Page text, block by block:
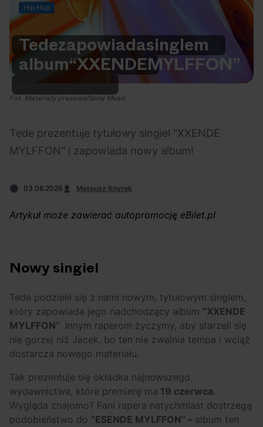
Na czasie
Kto jest
Chivasa?
inicjatywą eBilet
Polecane Rap 05.08.2026
Szerzej! Skąd
wzięło się pogo na
rapowych
koncertach?
Festiwal OFF Festival 04.08.2026
OFF Festival 2026 –
nocne koncerty
warte uwagi!
Poza nurtem
Poznaj Polskę
Kultura Osobista
Hip Hop
Tedezapowiadasinglem
album“XXENDEMYLFFON”
Fot. Materiały prasowe/Sony Music
Tede prezentuje tytułowy singiel "XXENDE
MYLFFON" i zapowiada nowy album!
03.06.2026 Mateusz Knyrek
Artykuł może zawierać autopromocję eBilet.pl
Nowy singiel
Tede podzielił się z nami nowym, tytułowym singlem,
który zapowiada jego nadchodzący album “XXENDE
MYLFFON”. Innym raperom życzymy, aby starzeli się
nie gorzej niż Jacek, bo ten nie zwalnia tempa i wciąż
dostarcza nowego materiału.
Tak prezentuje się okładka najnowszego
wydawnictwa, które premierę ma 19 czerwca.
Wygląda znajomo? Fani rapera natychmiast dostrzegą
podobieństwo do “ESENDE MYLFFON” – album ten